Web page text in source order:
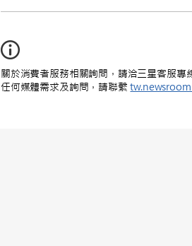
關於消費者服務相關詢問，請洽三星客服專
任何媒體需求及詢問，請聯繫